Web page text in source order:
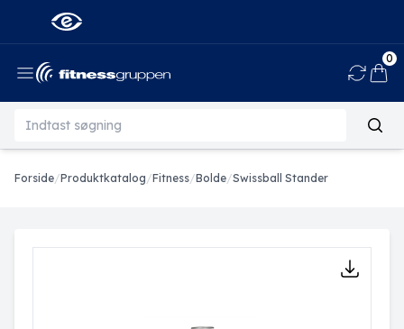
0
Forside/Produktkatalog/Fitness/Bolde/Swissball Stander